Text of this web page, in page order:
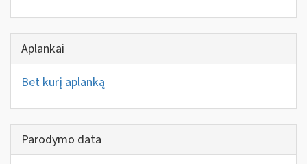
Aplankai
Bet kurį aplanką
Parodymo data